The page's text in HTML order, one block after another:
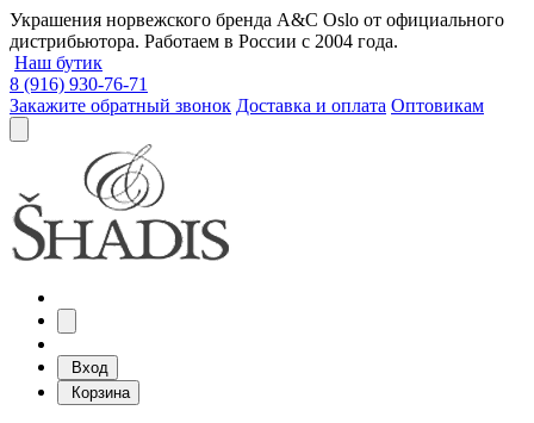
Украшения норвежского бренда A&C Oslo от официального
дистрибьютора. Работаем в России с 2004 года.
Наш бутик
8 (916) 930-76-71
Закажите обратный звонок Доставка и оплата Оптовикам
Вход
Корзина